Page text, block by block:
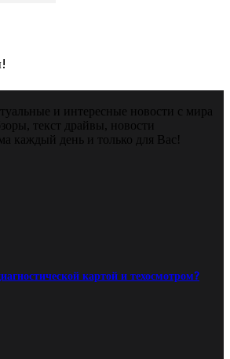
и интересные новости с мира
текст драйвы, новости
каждый день и только для Вас!
картой и техосмотром?